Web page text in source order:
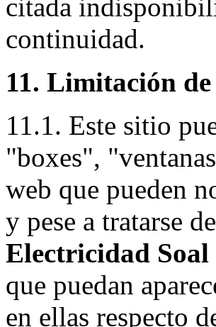
citada
continuidad.
11. Limitación
11.1. Este sitio
"boxes",
web que pueden
y pese a tratarse
Electricidad Soal
que puedan
en ellas respecto